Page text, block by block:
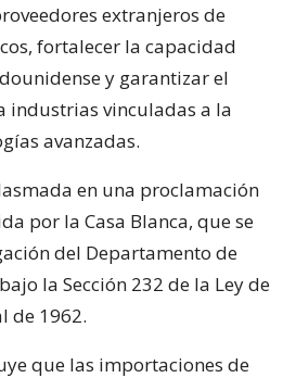
extranjeros de
fortalecer la capacidad
y garantizar el
industrias vinculadas a la
avanzadas.
en una proclamación
por la Casa Blanca, que se
del Departamento de
la Sección 232 de la Ley de
de 1962.
que las importaciones de